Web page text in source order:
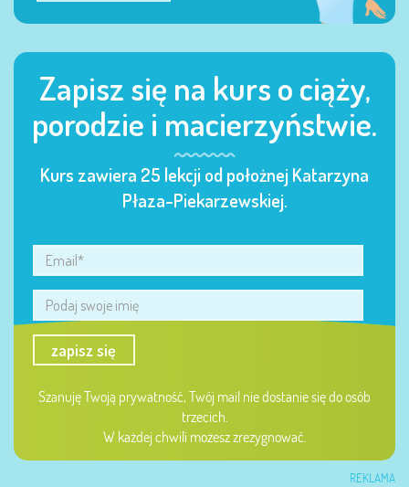
Zapisz się na kurs o ciąży,
porodzie i macierzyństwie.
Kurs zawiera 25 lekcji od położnej Katarzyna
Płaza-Piekarzewskiej.
zapisz się
Szanuję Twoją prywatność, Twój mail nie dostanie się do osób
trzecich.
W każdej chwili możesz zrezygnować.
REKLAMA